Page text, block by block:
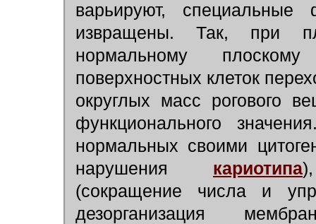
варьируют,
извращены. Так, при
нормальному
поверхностных клеток
округлых масс рогового
функционального
нормальных своими
нарушения кариотипа
(сокращение числа и
дезорганизация